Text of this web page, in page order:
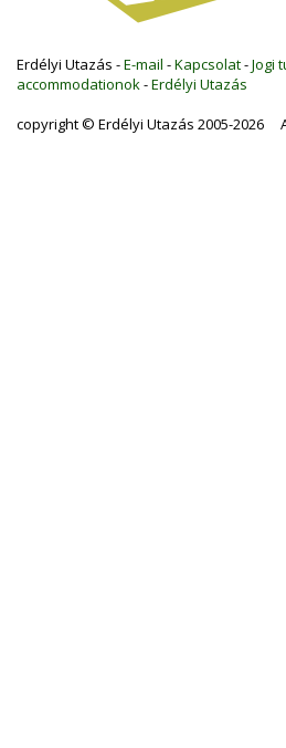
Erdélyi Utazás -E-mail -Kapcsolat-Jogi
accommodationok -Erdélyi Utazás
copyright © Erdélyi Utazás 2005-2026